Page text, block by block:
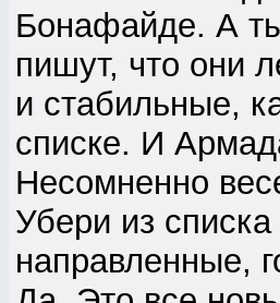
Бонафайде. А
пишут, что они
и стабильные,
списке. И
Несомненно
Убери из
направленные,